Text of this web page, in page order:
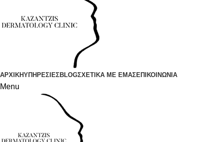
ΑΡΧΙΚΗΥΠΗΡΕΣΙΕΣBLOGΣΧΕΤΙΚΑ ΜΕ ΕΜΑΣΕΠΙΚΟΙΝΩΝΙΑ
Menu